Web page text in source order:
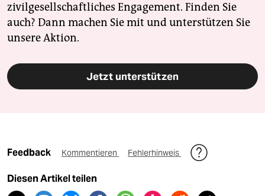
zivilgesellschaftliches Engagement. Finden Sie
auch? Dann machen Sie mit und unterstützen Sie
unsere Aktion.
Jetzt unterstützen
Feedback Kommentieren Fehlerhinweis
Diesen Artikel teilen